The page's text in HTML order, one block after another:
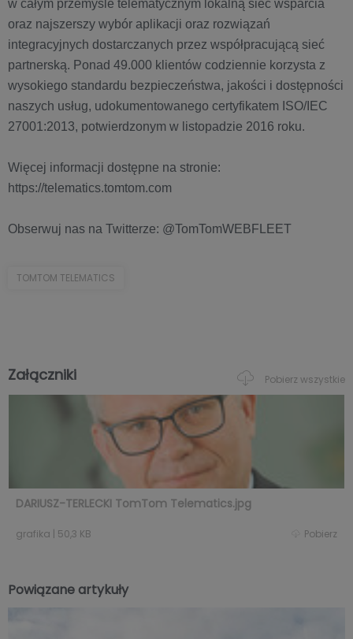
w całym przemyśle telematycznym lokalną sieć wsparcia
oraz najszerszy wybór aplikacji oraz rozwiązań
integracyjnych dostarczanych przez współpracującą sieć
partnerską. Ponad 49.000 klientów codziennie korzysta z
wysokiego standardu bezpieczeństwa, jakości i dostępności
naszych usług, udokumentowanego certyfikatem ISO/IEC
27001:2013, potwierdzonym w listopadzie 2016 roku.
Więcej informacji dostępne na stronie:
https://telematics.tomtom.com
Obserwuj nas na Twitterze: @TomTomWEBFLEET
TOMTOM TELEMATICS
Załączniki Pobierz wszystkie
DARIUSZ-TERLECKI TomTom Telematics.jpg
grafika 50,3 KB Pobierz
Powiązane artykuły